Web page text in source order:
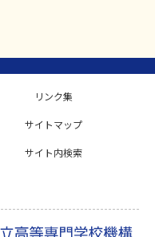
リンク集
サイトマップ
サイト内検索